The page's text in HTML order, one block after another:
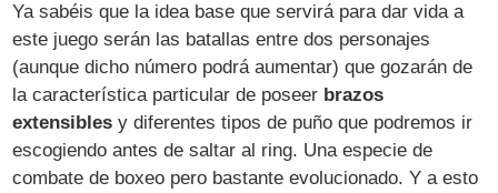
Ya sabéis que la idea base que servirá para dar vida a
este juego serán las batallas entre dos personajes
(aunque dicho número podrá aumentar) que gozarán de
la característica particular de poseer brazos
extensibles y diferentes tipos de puño que podremos ir
escogiendo antes de saltar al ring. Una especie de
combate de boxeo pero bastante evolucionado. Y a esto